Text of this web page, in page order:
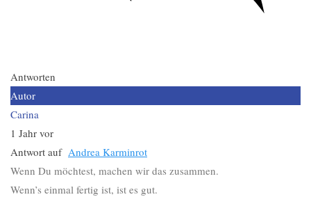
Antworten
Autor
Carina
1 Jahr vor
Antwort auf Andrea Karminrot
Wenn Du möchtest, machen wir das zusammen.
Wenn’s einmal fertig ist, ist es gut.